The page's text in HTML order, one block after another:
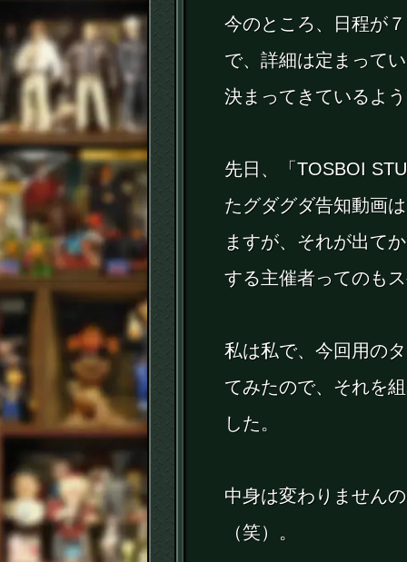
今のところ、日程が
で、詳細は定まって
決まってきているよ
先日、「TOSBOI
たグダグダ告知動画
ますが、それが出て
する主催者ってのも
私は私で、今回用の
てみたので、それを
した。
中身は変わりません
（笑）。